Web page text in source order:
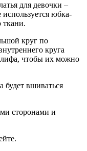
для девочки –
юбка-
ткани.
круг по
круга
лифа, чтобы их можно
будет вшиваться
сторонами и